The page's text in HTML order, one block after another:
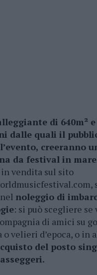
di 640m² e
dalle quali il
creeranno
da festival in mare
vendita sul sito
noleggio di
: si può scegliere se
di amici su
o velieri d’epoca, o in
del posto